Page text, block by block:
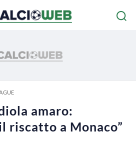
amaro:
riscatto a Monaco”